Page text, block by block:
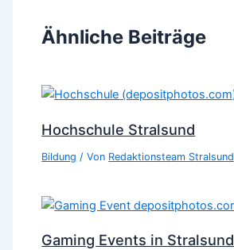
Ähnliche Beiträge
Hochschule Stralsund
Bildung / Von Redaktionsteam Stralsund
Gaming Events in Stralsund